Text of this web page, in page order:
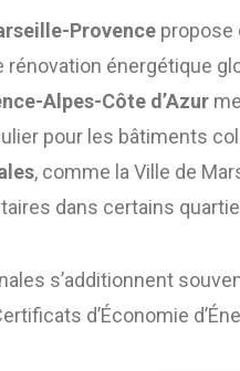
Provence propose
rénovation énergétique
Alpes-Côte d’Azur
pour les bâtiments
, comme la Ville de
dans certains
s’additionnent
d’Économie